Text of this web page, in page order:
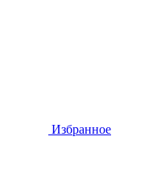
Избранное